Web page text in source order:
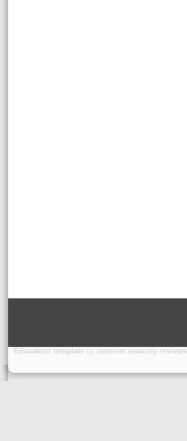
Education template by internet security reviews